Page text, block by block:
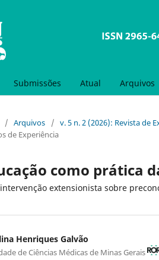
Submissões Atual Arquivos
/ Arquivos / v. 5 n. 2 (2026): Revista de
de Experiência
como prática
extensionista sobre
Henriques Galvão
de Ciências Médicas de Minas Gerais